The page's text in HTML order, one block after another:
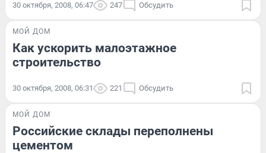
30 октября, 2008, 06:47 247 Обсудить
МОЙ ДОМ
Как ускорить малоэтажное
строительство
30 октября, 2008, 06:31 221 Обсудить
МОЙ ДОМ
Российские склады переполнены
цементом